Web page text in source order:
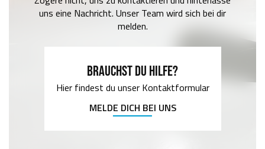
uns eine Nachricht. Unser Team wird sich bei dir
melden.
BRAUCHST DU HILFE?
Hier findest du unser Kontaktformular
MELDE DICH BEI UNS